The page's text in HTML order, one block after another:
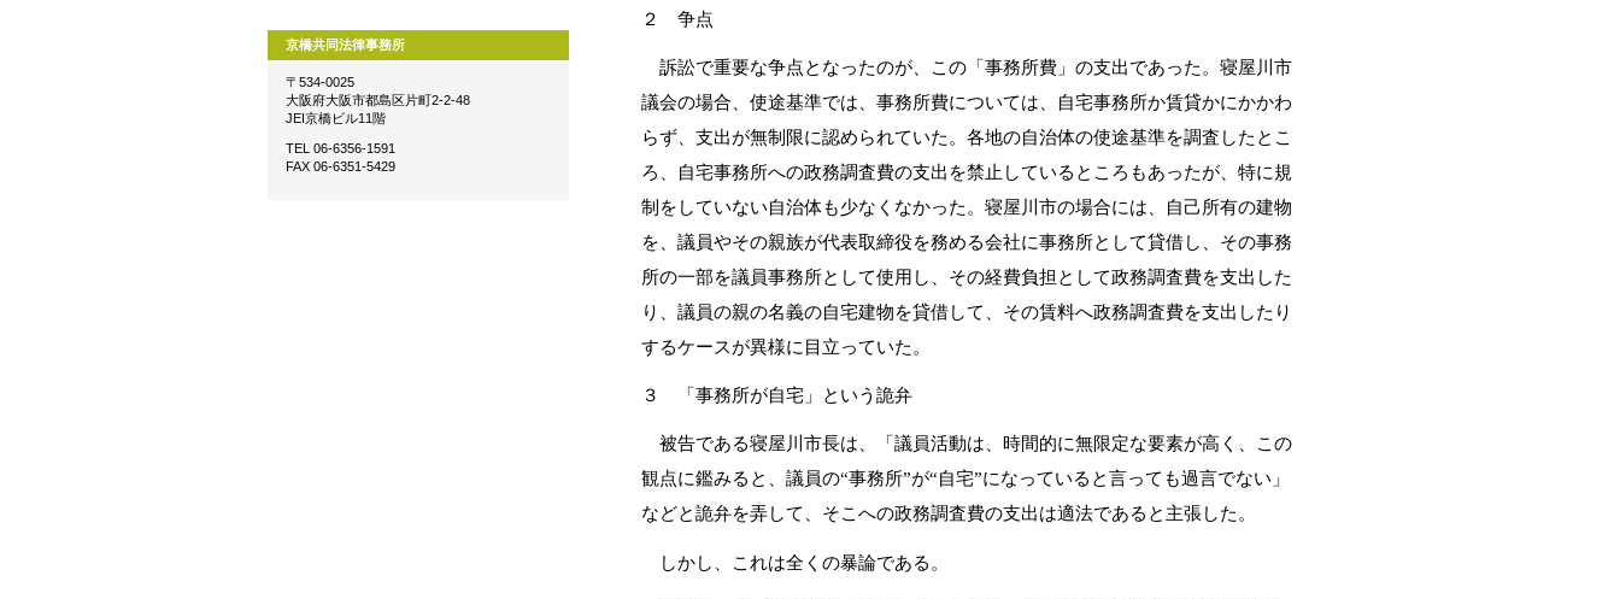
２ 争点
訴訟で重要な争点となったのが、この「事務所費」の支出であった。寝屋川市
議会の場合、使途基準では、事務所費については、自宅事務所か賃貸かにかかわ
らず、支出が無制限に認められていた。各地の自治体の使途基準を調査したとこ
ろ、自宅事務所への政務調査費の支出を禁止しているところもあったが、特に規
制をしていない自治体も少なくなかった。寝屋川市の場合には、自己所有の建物
を、議員やその親族が代表取締役を務める会社に事務所として貸借し、その事務
所の一部を議員事務所として使用し、その経費負担として政務調査費を支出した
り、議員の親の名義の自宅建物を貸借して、その賃料へ政務調査費を支出したり
するケースが異様に目立っていた。
３ 「事務所が自宅」という詭弁
被告である寝屋川市長は、「議員活動は、時間的に無限定な要素が高く、この
観点に鑑みると、議員の“事務所”が“自宅”になっていると言っても過言でない」
などと詭弁を弄して、そこへの政務調査費の支出は適法であると主張した。
しかし、これは全くの暴論である。
京橋共同法律事務所
〒534-0025
大阪府大阪市都島区片町2-2-48
JEI京橋ビル11階
TEL 06-6356-1591
FAX 06-6351-5429